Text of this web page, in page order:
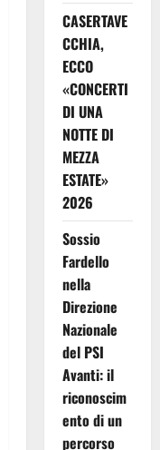
CASERTAVE
CCHIA,
ECCO
«CONCERTI
DI UNA
NOTTE DI
MEZZA
ESTATE»
2026
Sossio
Fardello
nella
Direzione
Nazionale
del PSI
Avanti: il
riconoscim
ento di un
percorso